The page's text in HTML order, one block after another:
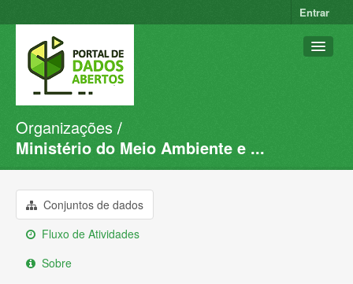
Entrar
Conjuntos de dados
Organizações
Sobre
Organizações
Ministério do Meio Ambiente e ...
Conjuntos de dados
Fluxo de Atividades
Sobre